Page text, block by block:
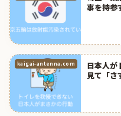
事を持参
kaigai-antenna.com
日本人が
見て「さ